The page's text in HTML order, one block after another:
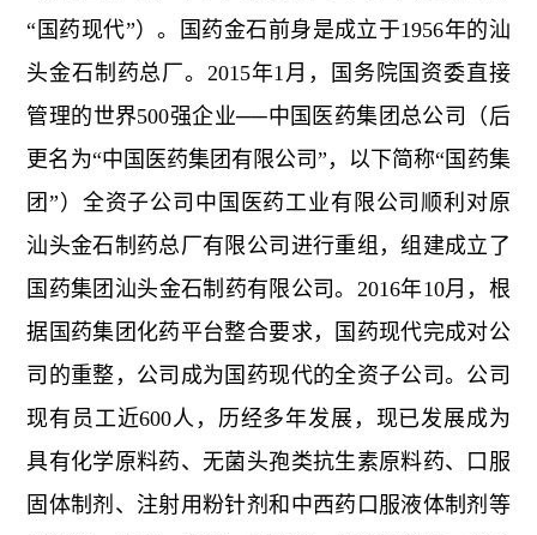
“国药现代”）。国药金石前身是成立于1956年的汕
头金石制药总厂。2015年1月，国务院国资委直接
管理的世界500强企业──中国医药集团总公司（后
更名为“中国医药集团有限公司”，以下简称“国药集
团”）全资子公司中国医药工业有限公司顺利对原
汕头金石制药总厂有限公司进行重组，组建成立了
国药集团汕头金石制药有限公司。2016年10月，根
据国药集团化药平台整合要求，国药现代完成对公
司的重整，公司成为国药现代的全资子公司。公司
现有员工近600人，历经多年发展，现已发展成为
具有化学原料药、无菌头孢类抗生素原料药、口服
固体制剂、注射用粉针剂和中西药口服液体制剂等